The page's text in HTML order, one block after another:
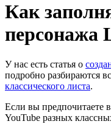
Как
персонажа
У нас есть статья о
подробно разбираются
классического листа.
Если вы предпочитаете
YouTube разных